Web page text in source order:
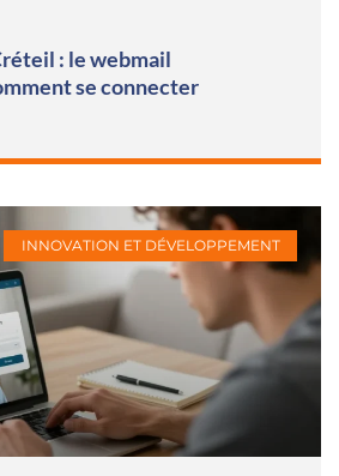
: le webmail
se connecter
INNOVATION ET DÉVELOPPEMENT